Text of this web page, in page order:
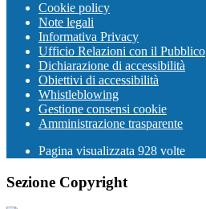
Cookie policy
Note legali
Informativa Privacy
Ufficio Relazioni con il Pubblico
Dichiarazione di accessibilità
Obiettivi di accessibilità
Whistleblowing
Gestione consensi cookie
Amministrazione trasparente
Pagina visualizzata 928 volte
Sezione Copyright